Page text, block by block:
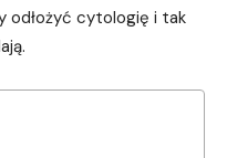
odłożyć cytologię i tak